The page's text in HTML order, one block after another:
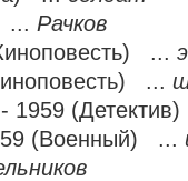
... Рачков
...
...
- 1959
(Военный) ...